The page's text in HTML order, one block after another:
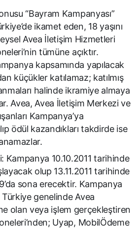
“Bayram Kampanyası”
ikamet eden, 18 yaşını
Avea İletişim Hizmetleri
tümüne açıktır.
kapsamında yapılacak
küçükler katılamaz; katılmış
halinde ikramiye almaya
Avea, Avea İletişim Merkezi ve
Kampanya’ya
ödül kazandıkları takdirde ise
Kampanya 10.10.2011 tarihinde
olup 13.11.2011 tarihinde
sona erecektir. Kampanya
genelinde Avea
olan veya işlem gerçekleştiren
Uyap, MobilÖdeme